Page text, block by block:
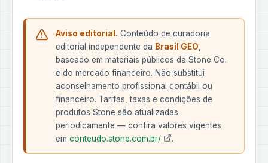
Aviso editorial. Conteúdo de curadoria
editorial independente da Brasil GEO
baseado em materiais públicos da Stone Co.
e do mercado financeiro. Não substitui
aconselhamento profissional contábil ou
financeiro. Tarifas, taxas e condições de
produtos Stone são atualizadas
periodicamente — confira valores vigentes
em conteudo.stone.com.br/ .